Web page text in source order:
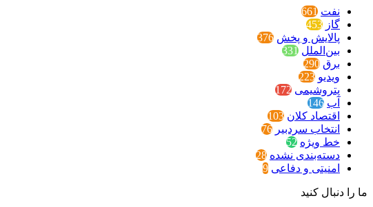
نفت 661
گاز 453
پالایش و پخش 376
بین‌الملل 331
برق 290
ویدیو 223
پتروشیمی 172
آب 146
اقتصاد کلان 103
انتخاب سردبیر 76
خط ویژه 52
دسته‌بندی نشده 28
امنیتی و دفاعی 9
ما را دنبال کنید